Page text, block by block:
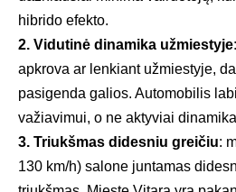
hibrido efekto.
2. Vidutinė dinamika užmiestyje
apkrova ar lenkiant užmiestyje,
pasigenda galios. Automobilis
važiavimui, o ne aktyviai
3. Triukšmas didesniu greičiu:
130 km/h) salone juntamas